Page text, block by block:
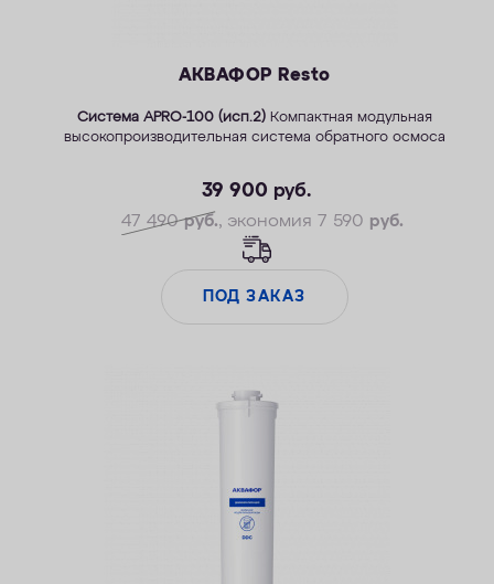
АКВАФОР Resto
Система APRO-100 (исп.2) Компактная модульная
высокопроизводительная система обратного осмоса
39 900 руб.
47 490руб., экономия 7 590 руб.
ПОД ЗАКАЗ